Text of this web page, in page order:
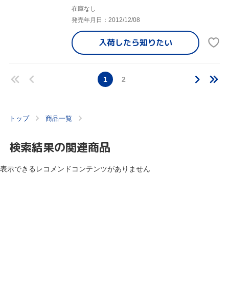
在庫なし
発売年月日：2012/12/08
入荷したら知りたい
1 2
トップ 商品一覧
検索結果の関連商品
表示できるレコメンドコンテンツがありません